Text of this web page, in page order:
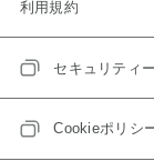
利用規約
セキュリティ
Cookieポリシ